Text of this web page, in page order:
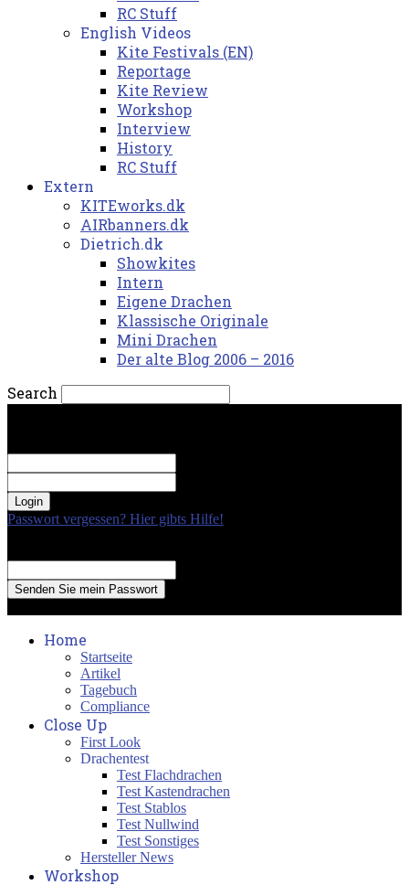
RC Stuff
English Videos
Kite Festivals (EN)
Reportage
Kite Review
Workshop
Interview
History
RC Stuff
Extern
KITEworks.dk
AIRbanners.dk
Dietrich.dk
Showkites
Intern
Eigene Drachen
Klassische Originale
Mini Drachen
Der alte Blog 2006 – 2016
Search
Passwort vergessen? Hier gibts Hilfe!
Home
Startseite
Artikel
Tagebuch
Compliance
Close Up
First Look
Drachentest
Test Flachdrachen
Test Kastendrachen
Test Stablos
Test Nullwind
Test Sonstiges
Hersteller News
Workshop